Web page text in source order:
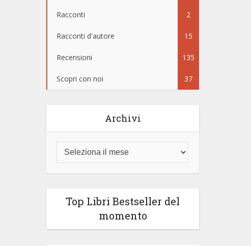
Racconti 2
Racconti d'autore 15
Recensioni 135
Scopri con noi 37
Archivi
Top Libri Bestseller del
momento